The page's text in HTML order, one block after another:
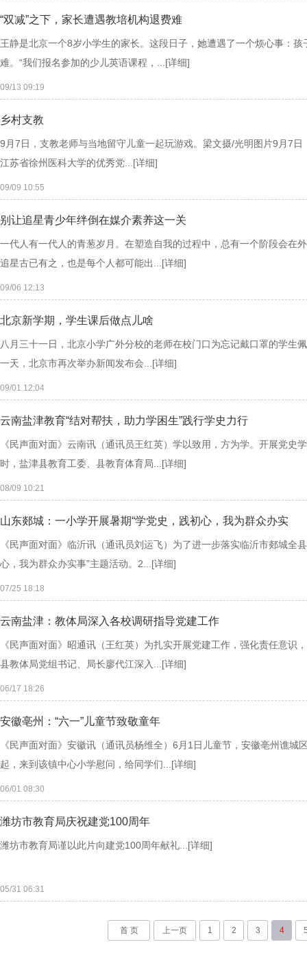
“双减”之下，家长遭遇教培机构退费难
王静是北京一个8岁小学生的家长。这段日子，她遭遇了一个烦心事：
难。“我们报名参加的少儿英语课程，... [详细]
09/13 09:19
乡村支教
9月7日，支教老师与当地留守儿童一起玩游戏。梁文摄/光明图片9月7
江苏省徐州医科大学的优秀党... [详细]
09/09 10:55
别让追星青少年绊倒在媒介素养这一关
一代人有一代人的青葱岁月。在塑造自我的过程中，总有一个阶段会在
追星古已有之，也是每个人都可能出... [详细]
09/06 12:13
北京新学期，学生课后做点儿啥
八月三十一日，北京小学广外分校的老师在校门口为忘记戴口罩的学
一天，北京市再次举办新闻发布会... [详细]
09/01 12:04
云南盐津教育“结对帮扶，助力学困生”践行学史力行
《民声面对面》云南讯（通讯员王红英）学以致用，方为学。开展党
时，盐津县教育工委、县教育体育局... [详细]
08/09 10:21
山东郯城：一小学开展暑期“学党史，践初心，我为群众办实
《民声面对面》临沂讯（通讯员刘运飞）为了进一步落实临沂市郯城
心，我为群众办实事”主题活动。2... [详细]
07/25 18:18
云南盐津：教体局深入各校调研指导党建工作
《民声面对面》昭通讯（王红英）为扎实开展党建工作，强化责任意
县教体局党组书记、局长廖代江深入... [详细]
06/17 18:26
安徽亳州：“六一”儿童节致敬童年
《民声面对面》安徽讯（通讯员杨维全）6月1日儿童节，安徽亳州谯
起，来到该镇中心小学慰问，给同学们... [详细]
06/01 08:30
潍坊市教育局庆祝建党100周年
潍坊市教育局谨以此片向建党100周年献礼... [详细]
05/31 06:31
首 页 上一页 1 2 3 4